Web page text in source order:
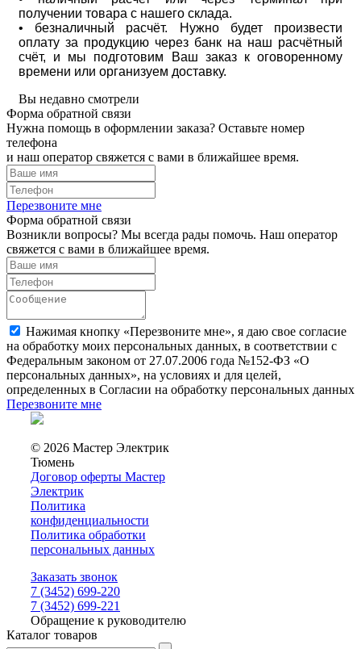
получении товара с нашего склада.
• безналичный расчёт. Нужно будет произвести
оплату за продукцию через банк на наш расчётный
счёт, и мы подготовим Ваш заказ к оговоренному
времени или организуем доставку.
Вы недавно смотрели
Форма обратной связи
Нужна помощь в оформлении заказа? Оставьте номер
телефона
и наш оператор свяжется с вами в ближайшее время.
Перезвоните мне
Форма обратной связи
Возникли вопросы? Мы всегда рады помочь. Наш оператор
свяжется с вами в ближайшее время.
Нажимая кнопку «Перезвоните мне», я даю свое согласие
на обработку моих персональных данных, в соответствии с
Федеральным законом от 27.07.2006 года №152-ФЗ «О
персональных данных», на условиях и для целей,
определенных в Согласии на обработку персональных данных
Перезвоните мне
© 2026 Мастер Электрик
Тюмень
Договор оферты Мастер
Электрик
Политика
конфиденциальности
Политика обработки
персональных данных
Заказать звонок
7 (3452) 699-220
7 (3452) 699-221
Обращение к руководителю
Каталог товаров